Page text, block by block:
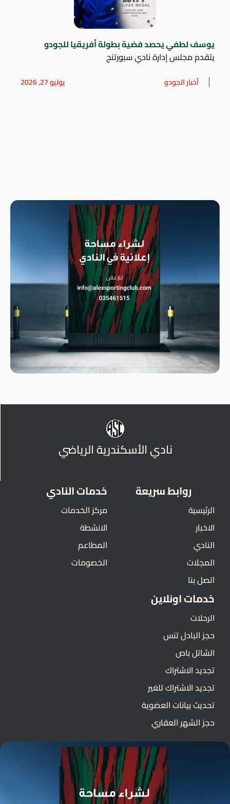
يوسف لطفي يحصد فضية بطولة أفريقيا للجودو
يتقدم مجلس إدارة نادي سبورتنج
أخبار الجودو يوليو 27, 2026
نادي الأسكندرية الرياضي
روابط سريعة
الرئيسية
الاخبار
النادي
المجلات
اتصل بنا
خدمات النادي
مركز الخدمات
الانشطة
المطاعم
الخصومات
خدمات اونلاين
الرحلات
حجز البادل تنس
الشاتل باص
تجديد الاشتراك
تجديد الاشتراك للغير
تحديث بيانات العضوية
حجز الشهر العقاري